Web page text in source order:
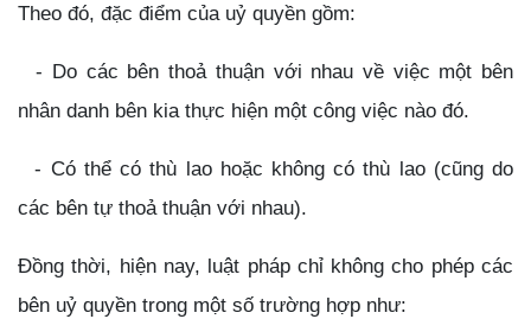
Theo đó, đặc điểm của uỷ quyền gồm:
- Do các bên thoả thuận với nhau về việc một bên
nhân danh bên kia thực hiện một công việc nào đó.
- Có thể có thù lao hoặc không có thù lao (cũng do
các bên tự thoả thuận với nhau).
Đồng thời, hiện nay, luật pháp chỉ không cho phép các
bên uỷ quyền trong một số trường hợp như: